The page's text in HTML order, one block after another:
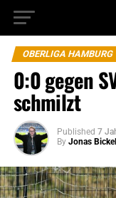
OBERLIGA HAMBURG
0:0 gegen
schmilzt
Published 7
By Jonas Bickel